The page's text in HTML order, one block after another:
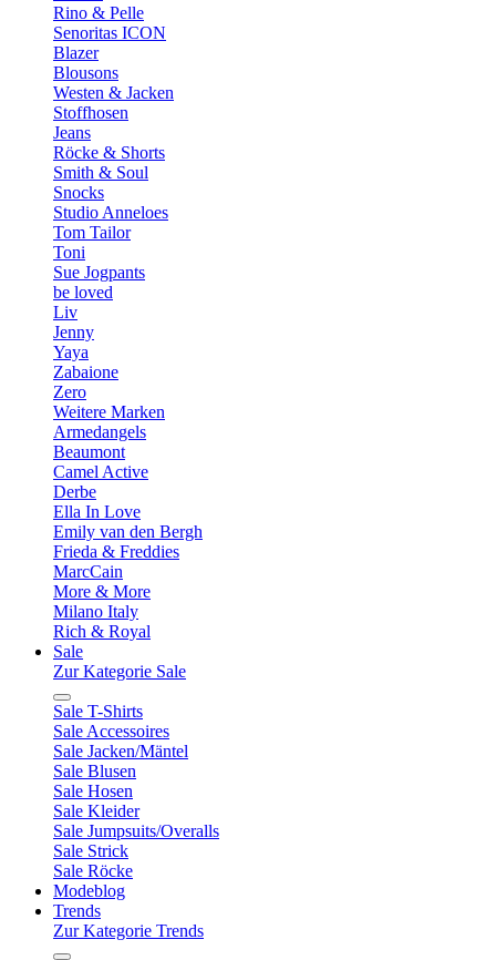
Rino & Pelle
Senoritas ICON
Blazer
Blousons
Westen & Jacken
Stoffhosen
Jeans
Röcke & Shorts
Smith & Soul
Snocks
Studio Anneloes
Tom Tailor
Toni
Sue Jogpants
be loved
Liv
Jenny
Yaya
Zabaione
Zero
Weitere Marken
Armedangels
Beaumont
Camel Active
Derbe
Ella In Love
Emily van den Bergh
Frieda & Freddies
MarcCain
More & More
Milano Italy
Rich & Royal
Sale
Zur Kategorie Sale
Sale T-Shirts
Sale Accessoires
Sale Jacken/Mäntel
Sale Blusen
Sale Hosen
Sale Kleider
Sale Jumpsuits/Overalls
Sale Strick
Sale Röcke
Modeblog
Trends
Zur Kategorie Trends